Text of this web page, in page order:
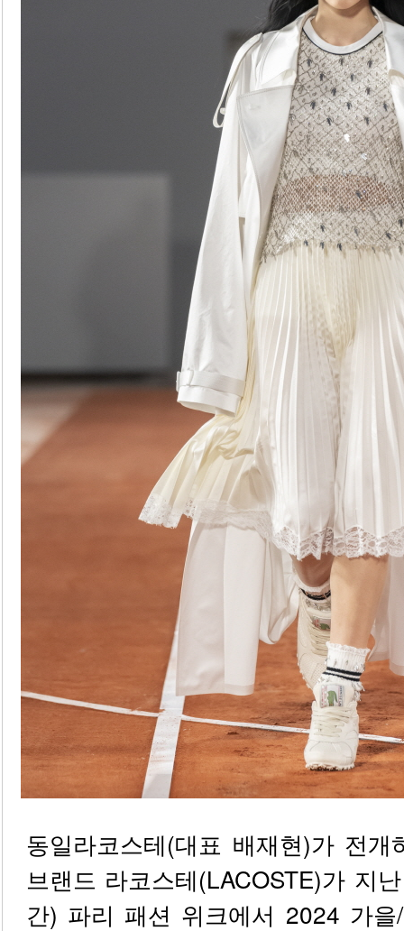
동일라코스테(대표 배재현)가 전
브랜드 라코스테(LACOSTE)가 지
간) 파리 패션 위크에서 2024 가